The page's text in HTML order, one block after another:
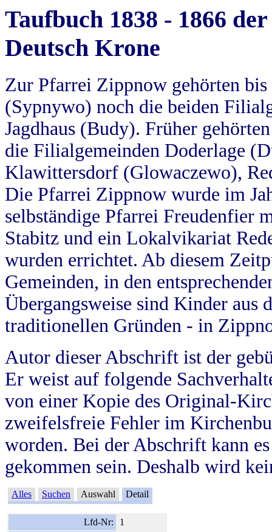
Taufbuch 1838 - 1866
Deutsch Krone
Zur Pfarrei Zippnow gehörten
(Sypnywo) noch die beiden
Jagdhaus (Budy). Früher
die Filialgemeinden Doderlage
Klawittersdorf (Glowaczewo),
Die Pfarrei Zippnow wurde im
selbständige Pfarrei Freudenfier
Stabitz und ein Lokalvikariat
wurden errichtet. Ab diesem
Gemeinden, in den
Übergangsweise sind Kinder aus
traditionellen Gründen - in
Autor dieser Abschrift ist der
Er weist auf folgende
von einer Kopie des Original-
zweifelsfreie Fehler im
worden. Bei der Abschrift kann
gekommen sein. Deshalb wird
Alles Suchen Auswahl Detail
Lfd-Nr:
1